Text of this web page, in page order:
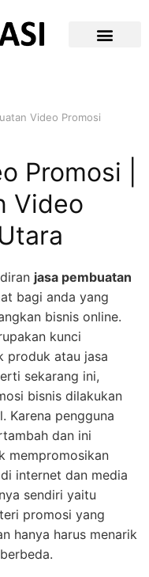
Video Promosi
Promosi |
Video
jasa pembuatan
bagi anda yang
bisnis online.
kunci
produk atau jasa
sekarang ini,
bisnis dilakukan
Karena pengguna
dan ini
mempromosikan
internet dan media
sendiri yaitu
promosi yang
hanya harus menarik